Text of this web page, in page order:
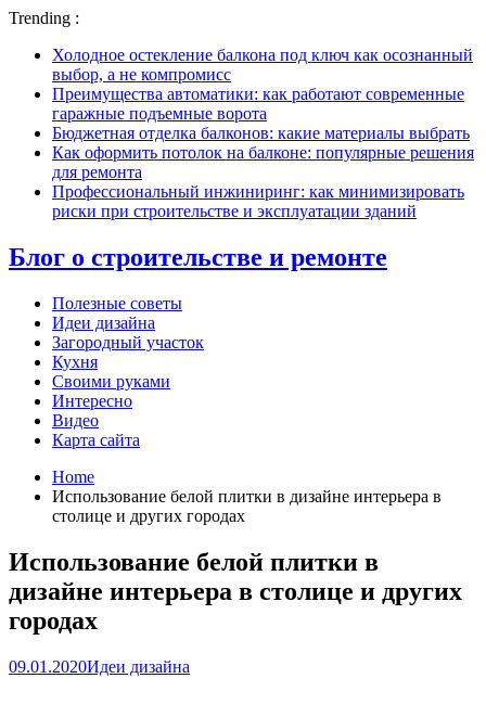
Trending :
Холодное остекление балкона под ключ как осознанный
выбор, а не компромисс
Преимущества автоматики: как работают современные
гаражные подъемные ворота
Бюджетная отделка балконов: какие материалы выбрать
Как оформить потолок на балконе: популярные решения
для ремонта
Профессиональный инжиниринг: как минимизировать
риски при строительстве и эксплуатации зданий
Блог о строительстве и ремонте
Полезные советы
Идеи дизайна
Загородный участок
Кухня
Своими руками
Интересно
Видео
Карта сайта
Home
Использование белой плитки в дизайне интерьера в
столице и других городах
Использование белой плитки в
дизайне интерьера в столице и других
городах
09.01.2020Идеи дизайна